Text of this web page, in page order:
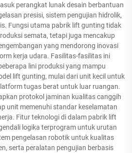
perangkat lunak desain berbantuan
presisi, sistem pengujian hidrolik,
Fungsi utama pabrik lift gunting tidak
semata, tetapi juga mencakup
yang mendorong inovasi
kerja udara. Fasilitas-fasilitas ini
lini produksi yang mampu
lift gunting, mulai dari unit kecil untuk
tugas berat untuk luar ruangan.
protokol jaminan kualitas canggih
unit memenuhi standar keselamatan
Fitur teknologi di dalam pabrik lift
logika terprogram untuk urutan
pengelasan robotik untuk kualitas
serta peralatan pengujian berbasis